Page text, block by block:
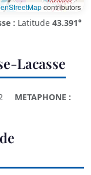
contributors
: Latitude 43.391°
Lacasse
METAPHONE :